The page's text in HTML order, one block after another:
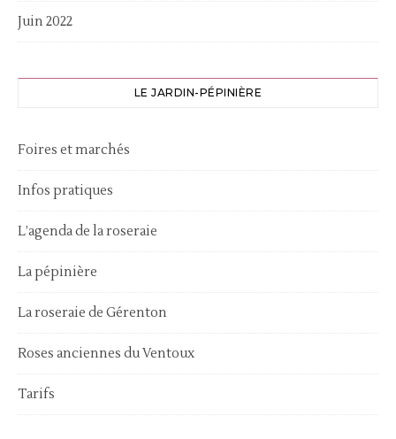
Juin 2022
LE JARDIN-PÉPINIÈRE
Foires et marchés
Infos pratiques
L’agenda de la roseraie
La pépinière
La roseraie de Gérenton
Roses anciennes du Ventoux
Tarifs